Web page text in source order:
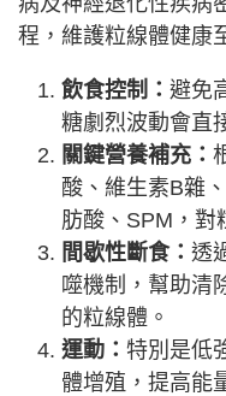
程，維護粒線體健康
飲食控制： 避免
糖劇烈波動會直
關鍵營養補充：
酸、維生素B雜
肪酸、SPM，對
間歇性斷食： 透
噬機制，幫助清
的粒線體。
運動： 特別是低
體增殖，提高能